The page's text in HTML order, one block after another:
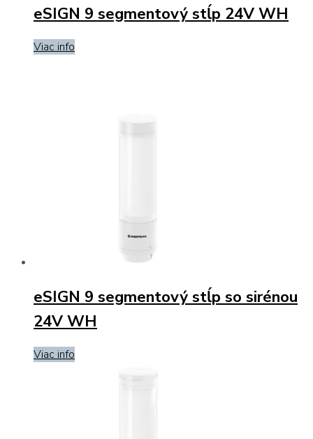
eSIGN 9 segmentový stĺp 24V WH
Viac info
eSIGN 9 segmentový stĺp so sirénou
24V WH
Viac info